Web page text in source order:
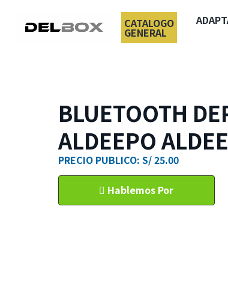
CATALOGO
GENERAL
BLUETOOTH
ALDEEPO
PRECIO PUBLICO: S/ 25.00
Hablemos Por